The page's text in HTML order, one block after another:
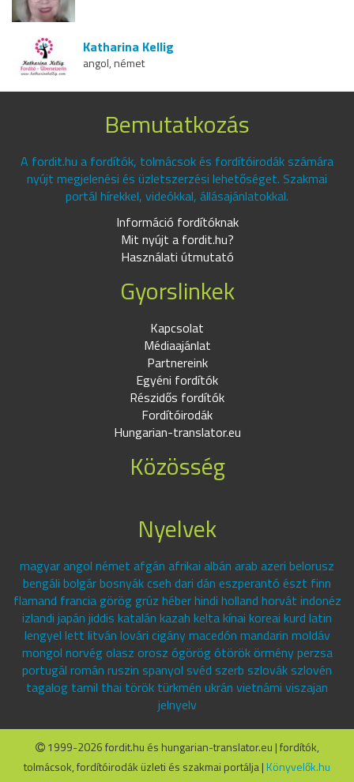
Katharina Kellig
angol, német
Bemutatkozás
A fordit.hu a fordítók, tolmácsok és fordítóirodák számára
nyújt megjelenési és üzletszerzési lehetőséget. Szakmai
portál hírekkel, videókkal, állásajánlatokkal.
Információ fordítóknak
Mit nyújt a fordit.hu?
Használati útmutató
Gyorslinkek
Kapcsolat
Médiaajánlat
Partnereink
Egyéni fordítók
Részidős fordítók
Fordítóirodák
Hungarian-translator.eu
Közösség
Nyelvek
magyar angol német afgán afrikai albán arab azeri belorusz
bengáli bolgár bosnyák cseh dari dán eszperantó észt finn
flamand francia görög grúz héber hindi holland horvát indonéz
izlandi japán jiddis katalán kazah kelta kínai koreai kurd latin
lengyel lett litván lovári cigány macedón mandarin moldáv
mongol norvég olasz orosz ógörög ótörök örmény perzsa
portugál román ruszin spanyol svéd szerb szlovák szlovén
tagalog tamil thai török türkmén ukrán vietnámi viszajan
jelnyelv
1999-2026 fordit.hu és hungarian-translator.eu | fordítók,
tolmácsok, fordítóirodák üzleti és szakmai portálja | Könyvelők.hu